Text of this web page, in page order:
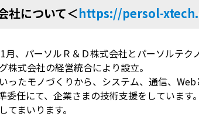
社について＜https://persol-
、パーソルＲ＆Ｄ株式会社とパーソルテク
式会社の経営統合により設立。
ったモノづくりから、システム、通信、
任にて、企業さまの技術支援をしています
まいります。